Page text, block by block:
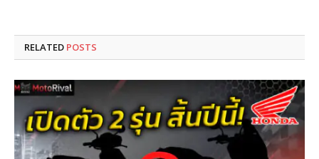
RELATED POSTS